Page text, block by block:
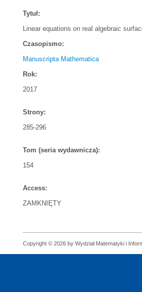
Tytuł:
Linear equations on real algebraic
Czasopismo:
Manuscripta Mathematica
Rok:
2017
Strony:
285-296
Tom (seria wydawnicza):
154
Access:
ZAMKNIĘTY
Copyright © 2026 by Wydział Matematyki i